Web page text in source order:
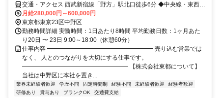
交通・アクセス 西武新宿線「野方」駅北口徒歩6分 ◆中央線・東西
線・山手線からアクセス良好
月給280,000円～600,000円
東京都東京23区中野区
勤務時間詳細 実働時間：1日あたり8時間 平均勤務日数：1ヶ月あた
り20日 〜 23日 9:00～18:00（休憩60分）
仕事内容 ━━━━━━━━━━━━━━━━━━ 売り込む営業では
なく、 人とのつながりを大切にする仕事です。
━━━━━━━━━━━━━━━━━━ 【株式会社東都について】
当社は中野区に本社を置き...
業界未経験者歓迎 学歴不問 固定時間制 経験不問 未経験者歓迎
経験者歓迎
研修あり
賞与あり ブランクOK 交通費支給